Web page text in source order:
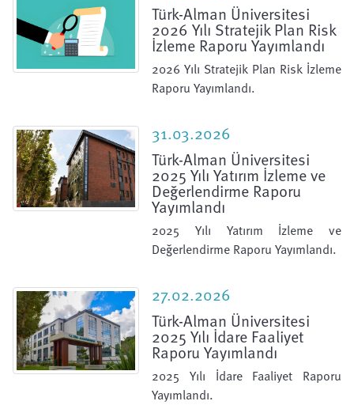
Türk-Alman Üniversitesi
2026 Yılı Stratejik Plan Risk
İzleme Raporu Yayımlandı
2026 Yılı Stratejik Plan Risk İzleme
Raporu Yayımlandı.
31.03.2026
Türk-Alman Üniversitesi
2025 Yılı Yatırım İzleme ve
Değerlendirme Raporu
Yayımlandı
2025 Yılı Yatırım İzleme ve
Değerlendirme Raporu Yayımlandı.
27.02.2026
Türk-Alman Üniversitesi
2025 Yılı İdare Faaliyet
Raporu Yayımlandı
2025 Yılı İdare Faaliyet Raporu
Yayımlandı.